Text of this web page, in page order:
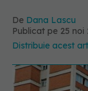
De Dana Lascu
Publicat pe 25 noi
Distribuie acest